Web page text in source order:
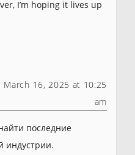
I’m hoping it lives up
March 16, 2025 at 10:25
am
последние
индустрии.